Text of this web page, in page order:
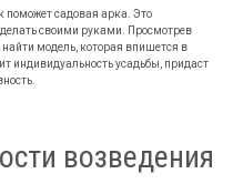
поможет садовая арка. Это
своими руками. Просмотрев
модель, которая впишется в
индивидуальность усадьбы, придаст
возведения